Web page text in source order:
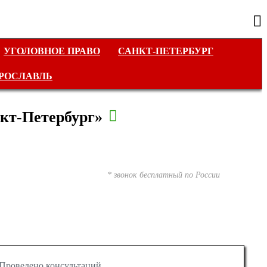
УГОЛОВНОЕ ПРАВО САНКТ-ПЕТЕРБУРГ
Петербург»
* звонок бесплатный по России